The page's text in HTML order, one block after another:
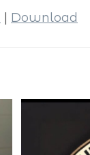
Download